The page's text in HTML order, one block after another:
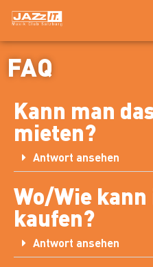
FAQ
Kann man
mieten?
Antwort ansehen
Wo/Wie
kaufen?
Antwort ansehen